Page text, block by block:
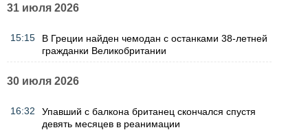
31 июля 2026
15:15
В Греции найден чемодан с останками 38-летней
гражданки Великобритании
30 июля 2026
16:32
Упавший с балкона британец скончался спустя
девять месяцев в реанимации